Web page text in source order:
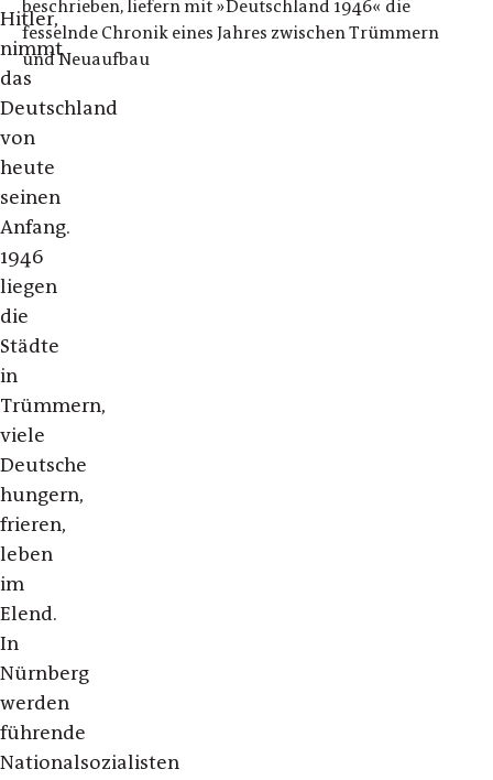
Hitler,
nimmt
das
Deutschland
von
heute
seinen
Anfang.
1946
liegen
die
Städte
in
Trümmern,
viele
Deutsche
hungern,
frieren,
leben
im
Elend.
In
Nürnberg
werden
führende
Nationalsozialisten
beschrieben, liefern mit »Deutschland 1946« die
fesselnde Chronik eines Jahres zwischen Trümmern
und Neuaufbau